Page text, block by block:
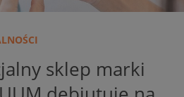
sklep marki